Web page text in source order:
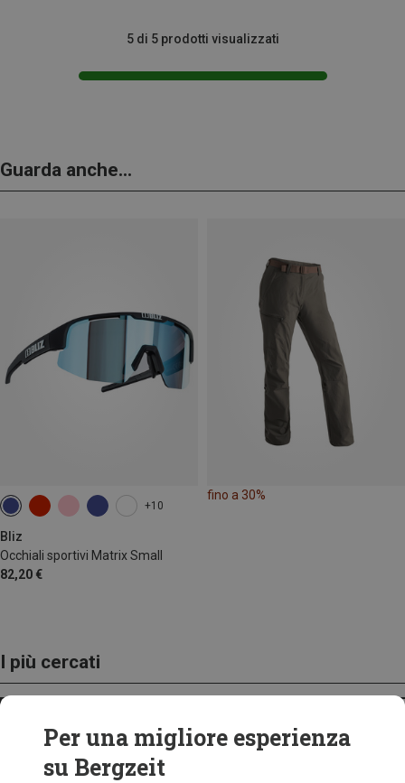
5 di 5 prodotti visualizzati
Guarda anche...
+10
Bliz
Occhiali sportivi Matrix Small
82,20 €
fino a 30%
I più cercati
Per una migliore esperienza
su Bergzeit